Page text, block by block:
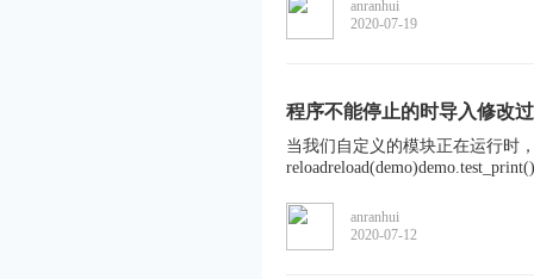
anranhui
2020-07-19
程序不能停止的时导入修改
当我们自定义的模块正在运行时
anranhui
2020-07-12